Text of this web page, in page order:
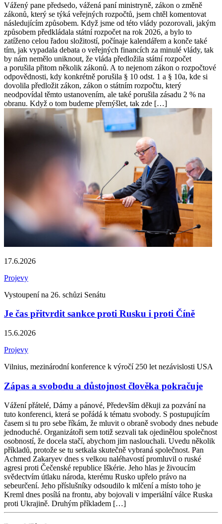
Vážený pane předsedo, vážená paní ministryně, zákon o změně
zákonů, který se týká veřejných rozpočtů, jsem chtěl komentovat
následujícím způsobem. Když jsme od této vlády pozorovali, jakým
způsobem předkládala státní rozpočet na rok 2026, a bylo to
zatíženo celou řadou složitostí, počínaje kalendářem a konče také
tím, jak vypadala debata o veřejných financích za minulé vlády, tak
by nám nemělo uniknout, že vláda předložila státní rozpočet
a porušila přitom několik zákonů. A to nejenom zákon o rozpočtové
odpovědnosti, kdy konkrétně porušila § 10 odst. 1 a § 10a, kde si
dovolila předložit zákon, zákon o státním rozpočtu, který
neodpovídal těmto ustanovením, ale také porušila zásadu 2 % na
obranu. Když o tom budeme přemýšlet, tak zde […]
17.6.2026
Projevy
Vystoupení na 26. schůzi Senátu
Je čas přitvrdit sankce proti Rusku i proti Číně
15.6.2026
Projevy
Vilnius, mezinárodní konference k výročí 250 let nezávislosti USA
Zápas a svobodu a důstojnost člověka pokračuje
Vážení přátelé, Dámy a pánové, Především děkuji za pozvání na
tuto konferenci, která se pořádá k tématu svobody. S postupujícím
časem si tu pro sebe říkám, že mluvit o obraně svobody dnes nebude
jednoduché. Organizátoři sem totiž sezvali tak ojedinělou společnost
osobností, že docela stačí, abychom jim naslouchali. Uvedu několik
příkladů, protože se tu setkala skutečně vybraná společnost. Pan
Achmed Zakaryev dnes s velkou naléhavostí promluvil o ruské
agresi proti Čečenské republice Iškérie. Jeho hlas je živoucím
svědectvím útlaku národa, kterému Rusko upřelo právo na
sebeurčení. Jeho příslušníky odsoudilo k mlčení a místo toho je
Kreml dnes posílá na frontu, aby bojovali v imperiální válce Ruska
proti Ukrajině. Druhým příkladem […]